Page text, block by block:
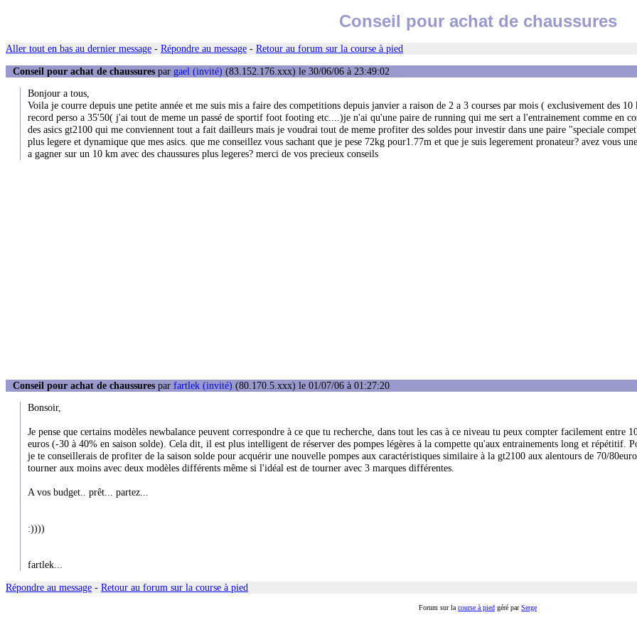
Conseil pour achat de chaussures
Aller tout en bas au dernier message - Répondre au message - Retour au forum sur la course à pied
Conseil pour achat de chaussures par gael (invité) (83.152.176.xxx) le 30/06/06 à 23:49:02
Bonjour a tous,
Voila je courre depuis une petite année et me suis mis a faire des competitions depuis janvier a raison de 2 a 3 courses par mois ( exclusivement des 10
record perso a 35'50( j'ai tout de meme un passé de sportif foot footing etc....)je n'ai qu'une paire de running qui me sert a l'entrainement comme en
des asics gt2100 qui me conviennent tout a fait dailleurs mais je voudrai tout de meme profiter des soldes pour investir dans une paire "speciale
plus legere et dynamique que mes asics. que me conseillez vous sachant que je pese 72kg pour1.77m et que je suis legerement pronateur? avez vous
a gagner sur un 10 km avec des chaussures plus legeres? merci de vos precieux conseils
Conseil pour achat de chaussures par fartlek (invité) (80.170.5.xxx) le 01/07/06 à 01:27:20
Bonsoir,
Je pense que certains modèles newbalance peuvent correspondre à ce que tu recherche, dans tout les cas à ce niveau tu peux compter facilement entre
euros (-30 à 40% en saison solde). Cela dit, il est plus intelligent de réserver des pompes légères à la compette qu'aux entrainements long et répétitif.
je te conseillerais de profiter de la saison solde pour acquérir une nouvelle pompes aux caractéristiques similaire à la gt2100 aux alentours de 70/
tourner aux moins avec deux modèles différents même si l'idéal est de tourner avec 3 marques différentes.
A vos budget.. prêt... partez...
:))))
fartlek...
Répondre au message - Retour au forum sur la course à pied
Forum sur la course à pied géré parSerge